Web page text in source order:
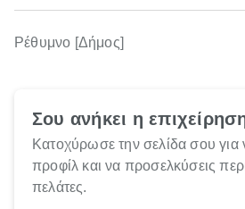
Ρέθυμνο [Δήμος]
Σου ανήκει η
Κατοχύρωσε την σελίδα σου για
προφίλ και να προσελκύσεις
πελάτες.